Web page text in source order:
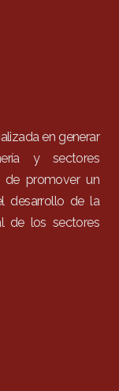
en generar
y sectores
de promover un
desarrollo de la
de los sectores